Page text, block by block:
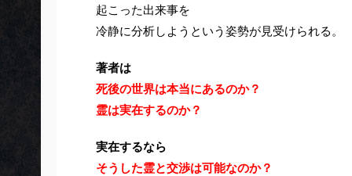
起こった出来事を
冷静に分析しようという姿勢が見受けられる。
著者は
死後の世界は本当にあるのか？
霊は実在するのか？
実在するなら
そうした霊と交渉は可能なのか？